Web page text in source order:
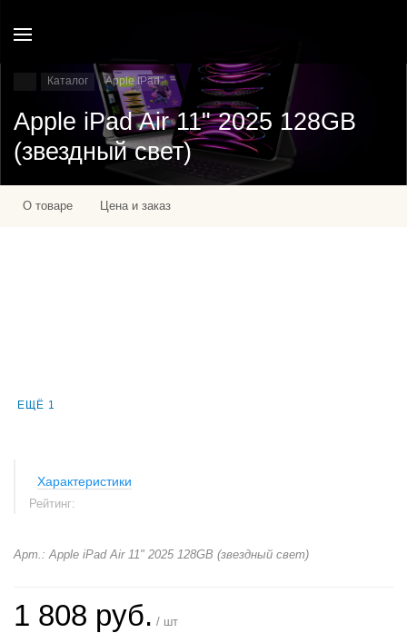
Каталог Apple IPad
Apple iPad Air 11" 2025 128GB
(звездный свет)
О товаре Цена и заказ
ЕЩЁ 1
Характеристики
Рейтинг:
Арт.: Apple iPad Air 11" 2025 128GB (звездный свет)
1 808 руб. / шт